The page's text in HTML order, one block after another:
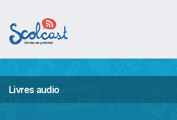
Livres audio